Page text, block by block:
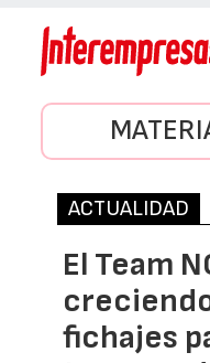
ACTUALIDAD
El Team
fichajes